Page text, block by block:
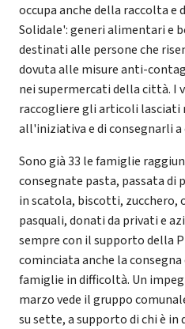
occupa anche della raccolta e
Solidale': generi alimentari e
destinati alle persone che
dovuta alle misure anti-
nei supermercati della città. I
raccogliere gli articoli lasciati
all'iniziativa e di consegnarli a
Sono già 33 le famiglie
consegnate pasta, passata
in scatola, biscotti, zucchero,
pasquali, donati da privati e
sempre con il supporto della
cominciata anche la
famiglie in difficoltà. Un
marzo vede il gruppo
su sette, a supporto di chi è in